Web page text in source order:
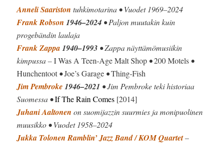
Anneli Saariston tuhkimotarina • Vuodet 1969–2024
Frank Robson 1946–2024 • Paljon muutakin kuin
progebändin laulaja
Frank Zappa1940–1993 • Zappa näyttämömusiikin
kimpussa –I Was A Teen-Age Malt Shop •200 Motels •
Hunchentoot•Joe’s Garage •Thing-Fish
Jim Pembroke1946–2021 • Jim Pembroke teki historiaa
Suomessa •If The Rain Comes [2014]
Juhani Aaltonen on suomijazzin suurmies ja monipuolinen
muusikko • Vuodet 1958–2024
Jukka Tolonen Ramblin’ Jazz Band / KOM Quartet–